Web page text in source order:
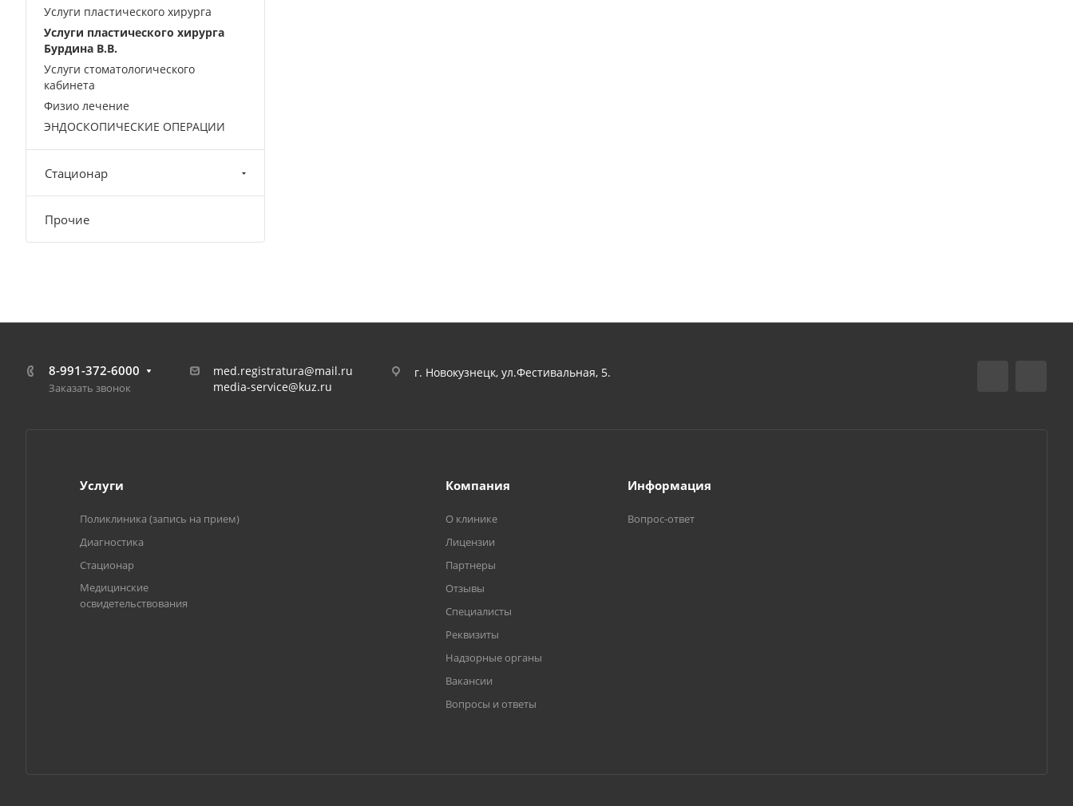
Услуги пластического хирурга
Услуги пластического хирурга
Бурдина В.В.
Услуги стоматологического
кабинета
Физио лечение
ЭНДОСКОПИЧЕСКИЕ ОПЕРАЦИИ
Стационар
Прочие
8-991-372-6000
Заказать звонок
med.registratura@mail.ru
media-service@kuz.ru
г. Новокузнецк, ул.Фестивальная, 5.
Услуги
Поликлиника (запись на прием)
Диагностика
Стационар
Медицинские
освидетельствования
Компания
О клинике
Лицензии
Партнеры
Отзывы
Специалисты
Реквизиты
Надзорные органы
Вакансии
Вопросы и ответы
Информация
Вопрос-ответ